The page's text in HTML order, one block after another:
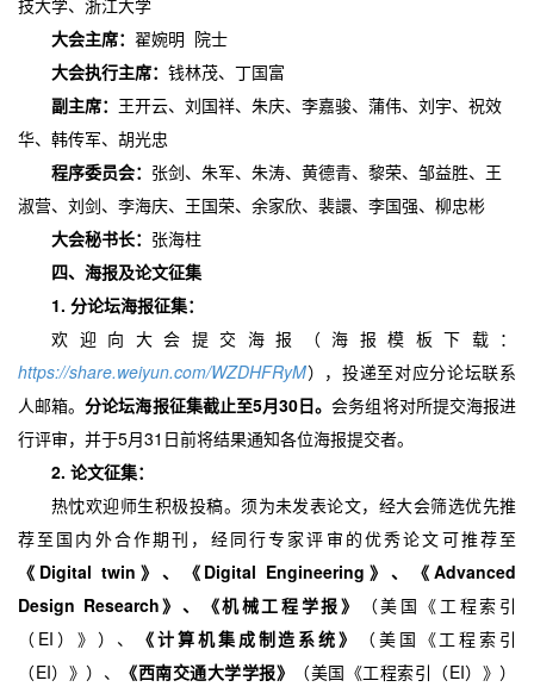
技大学、浙江大学
大会主席： 翟婉明
院士
大会执行主席： 钱林茂、丁国富
副主席： 王开云、刘国祥、朱庆、李嘉骏、蒲伟、刘宇、祝效
华、韩传军、胡光忠
程序委员会： 张剑、朱军、朱涛、黄德青、黎荣、邹益胜、王
淑营、刘剑、李海庆、王国荣、余家欣、裴譞、李国强、柳忠彬
大会秘书长： 张海柱
四、 海报及论文征集
1. 分论坛海报征集：
欢迎向大会提交海报（海报模板下载：
https://share.weiyun.com/WZDHFRyM），投递至对应分论坛联系
人邮箱。分论坛海报征集截止至5月30日。会务组将对所提交海报进
行评审，并于5月31日前将结果通知各位海报提交者。
2. 论文征集：
热忱欢迎师生积极投稿。须为未发表论文，经大会筛选优先推
荐至国内外合作期刊，经同行专家评审的优秀论文可推荐至
《 Digital twin》、《Digital Engineering》、《Advanced
Design Research》、《机械工程学报》
（美国《工程索引
（ EI）》）、 《计算机集成制造系统》
（美国《工程索引
（ EI）》）、 《西南交通大学学报》 （美国《工程索引（ EI）》）